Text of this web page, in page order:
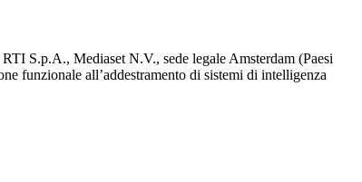
S.p.A., Mediaset N.V., sede legale Amsterdam (Paesi
funzionale all’addestramento di sistemi di intelligenza